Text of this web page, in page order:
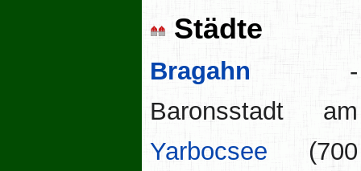
Städte
Bragahn -
Baronsstadt am
Yarbocsee (700